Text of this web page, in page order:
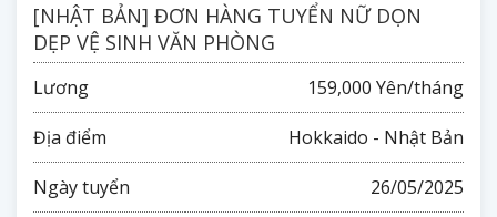
[NHẬT BẢN] ĐƠN HÀNG TUYỂN NỮ DỌN
DẸP VỆ SINH VĂN PHÒNG
Lương 159,000 Yên/tháng
Địa điểm Hokkaido - Nhật Bản
Ngày tuyển 26/05/2025